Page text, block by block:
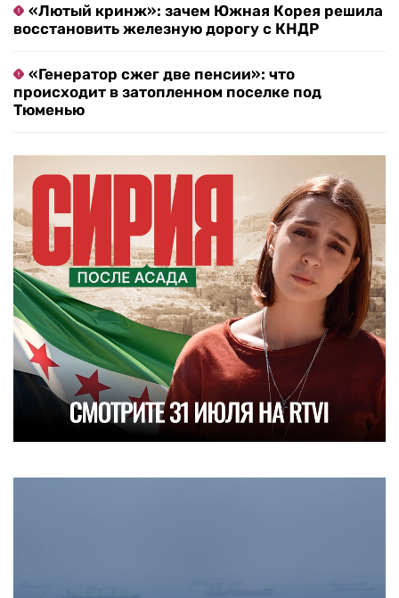
«Лютый кринж»: зачем Южная Корея решила
восстановить железную дорогу с КНДР
«Генератор сжег две пенсии»: что
происходит в затопленном поселке под
Тюменью